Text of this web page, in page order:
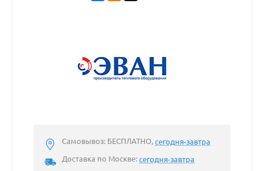
Самовывоз: БЕСПЛАТНО,сегодня-завтра
Доставка по Москве:сегодня-завтра